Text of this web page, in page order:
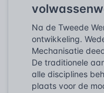
Na de Tweede
ontwikkeling.
Mechanisatie
De traditionele
alle disciplines
plaats voor de